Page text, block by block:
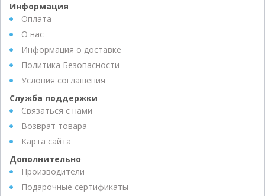
Информация
Оплата
О нас
Информация о доставке
Политика Безопасности
Условия соглашения
Служба поддержки
Связаться с нами
Возврат товара
Карта сайта
Дополнительно
Производители
Подарочные сертификаты